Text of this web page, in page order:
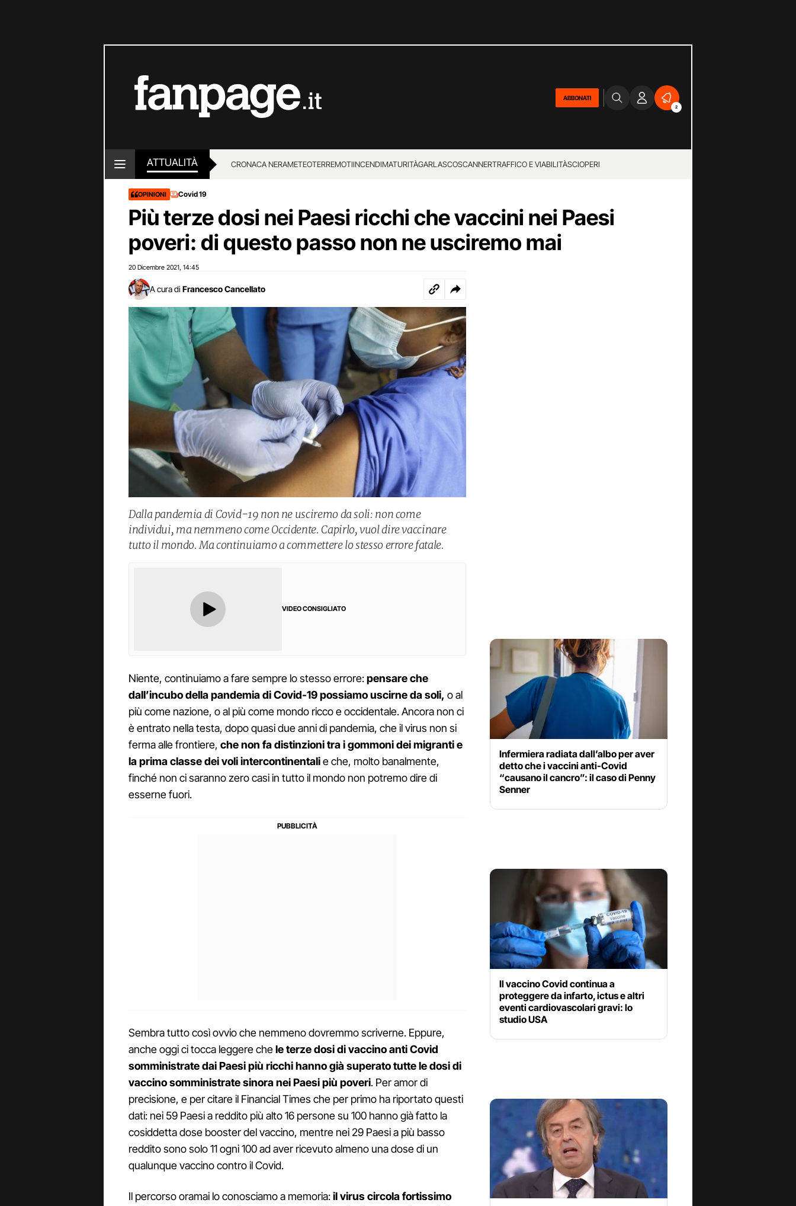
ABBONATI
2
ATTUALITÀ CRONACA NERAMETEOTERREMOTIINCENDIMATURITÀGARLASCOSCANNERTRAFFICO E VIABILITÀSCIOPERI
OPINIONI Covid 19
Più terze dosi nei Paesi ricchi che vaccini nei Paesi
poveri: di questo passo non ne usciremo mai
20 Dicembre 2021 14:45
A cura di Francesco Cancellato
Dalla pandemia di Covid-19 non ne usciremo da soli: non come
individui, ma nemmeno come Occidente. Capirlo, vuol dire vaccinare
tutto il mondo. Ma continuiamo a commettere lo stesso errore fatale.
VIDEO CONSIGLIATO
Niente, continuiamo a fare sempre lo stesso errore:pensare che
dall’incubo della pandemia di Covid-19 possiamo uscirne da soli, o al
più come nazione, o al più come mondo ricco e occidentale. Ancora non ci
è entrato nella testa, dopo quasi due anni di pandemia, che il virus non si
ferma alle frontiere, che non fa distinzioni tra i gommoni dei migranti e
la prima classe dei voli intercontinentalie che, molto banalmente,
finché non ci saranno zero casi in tutto il mondo non potremo dire di
esserne fuori.
Sembra tutto così ovvio che nemmeno dovremmo scriverne. Eppure,
anche oggi ci tocca leggere chele terze dosi di vaccino anti Covid
somministrate dai Paesi più ricchi hanno già superato tutte le dosi di
vaccino somministrate sinora nei Paesi più poveri. Per amor di
precisione, e per citare il Financial Times che per primo ha riportato questi
dati: nei 59 Paesi a reddito più alto 16 persone su 100 hanno già fatto la
cosiddetta dose booster del vaccino, mentre nei 29 Paesi a più basso
reddito sono solo 11 ogni 100 ad aver ricevuto almeno una dose di un
qualunque vaccino contro il Covid.
Il percorso oramai lo conosciamo a memoria:il virus circola fortissimo
Infermiera radiata dall’albo per aver
detto che i vaccini anti-Covid
“causano il cancro”: il caso di Penny
Senner
Il vaccino Covid continua a
proteggere da infarto, ictus e altri
eventi cardiovascolari gravi: lo
studio USA